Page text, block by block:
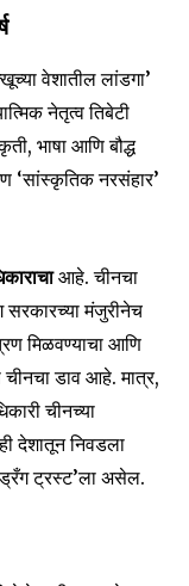
information is
75
Followers
वेशातील लांडगा’
नेतृत्व तिबेटी
भाषा आणि बौद्ध
‘सांस्कृतिक नरसंहार’
आहे. चीनचा
सरकारच्या मंजुरीनेच
मिळवण्याचा आणि
चीनचा डाव आहे. मात्र,
चीनच्या
देशातून निवडला
ट्रस्ट’ला असेल.